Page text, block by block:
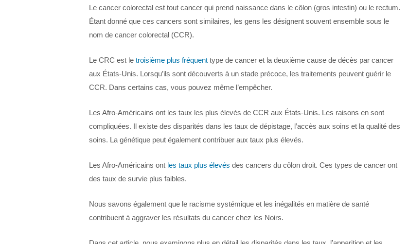
Le cancer colorectal est tout cancer qui prend naissance dans le côlon (gros intestin) ou le rectum.
Étant donné que ces cancers sont similaires, les gens les désignent souvent ensemble sous le
nom de cancer colorectal (CCR).
Le CRC est le troisième plus fréquenttype de cancer et la deuxième cause de décès par cancer
aux États-Unis. Lorsqu’ils sont découverts à un stade précoce, les traitements peuvent guérir le
CCR. Dans certains cas, vous pouvez même l’empêcher.
Les Afro-Américains ont les taux les plus élevés de CCR aux États-Unis. Les raisons en sont
compliquées. Il existe des disparités dans les taux de dépistage, l’accès aux soins et la qualité des
soins. La génétique peut également contribuer aux taux plus élevés.
Les Afro-Américains ont les taux plus élevés des cancers du côlon droit. Ces types de cancer ont
des taux de survie plus faibles.
Nous savons également que le racisme systémique et les inégalités en matière de santé
contribuent à aggraver les résultats du cancer chez les Noirs.